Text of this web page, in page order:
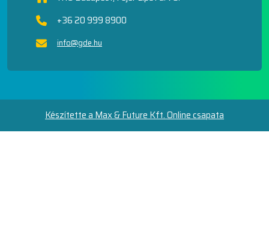
+36 20 999 8900
info@gde.hu
Készítette a Max & Future Kft. Online csapata